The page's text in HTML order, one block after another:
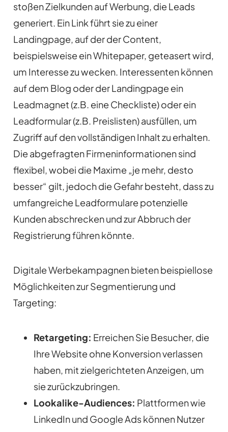
stoßen Zielkunden auf Werbung, die Leads
generiert. Ein Link führt sie zu einer
Landingpage, auf der der Content,
beispielsweise ein Whitepaper, geteasert wird,
um Interesse zu wecken. Interessenten können
auf dem Blog oder der Landingpage ein
Leadmagnet (z.B. eine Checkliste) oder ein
Leadformular (z.B. Preislisten) ausfüllen, um
Zugriff auf den vollständigen Inhalt zu erhalten.
Die abgefragten Firmeninformationen sind
flexibel, wobei die Maxime „je mehr, desto
besser“ gilt, jedoch die Gefahr besteht, dass zu
umfangreiche Leadformulare potenzielle
Kunden abschrecken und zur Abbruch der
Registrierung führen könnte.
Digitale Werbekampagnen bieten beispiellose
Möglichkeiten zur Segmentierung und
Targeting:
Retargeting: Erreichen Sie Besucher, die
Ihre Website ohne Konversion verlassen
haben, mit zielgerichteten Anzeigen, um
sie zurückzubringen.
Lookalike-Audiences: Plattformen wie
LinkedIn und Google Ads können Nutzer